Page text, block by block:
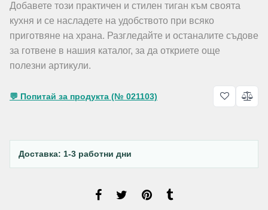
Добавете този практичен и стилен тиган към своята
кухня и се насладете на удобството при всяко
приготвяне на храна. Разгледайте и останалите съдове
за готвене в нашия каталог, за да откриете още
полезни артикули.
💬 Попитай за продукта (№ 021103)
Доставка: 1-3 работни дни